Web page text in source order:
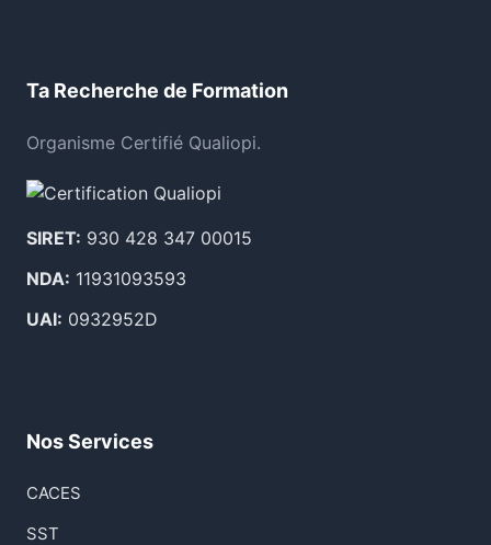
Ta Recherche de Formation
Organisme Certifié Qualiopi.
SIRET: 930 428 347 00015
NDA: 11931093593
UAI: 0932952D
Nos Services
CACES
SST